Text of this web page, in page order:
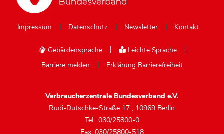
Impressum Datenschutz Newsletter Kontakt
Gebärdensprache
Leichte Sprache
Barriere melden
Erklärung Barrierefreiheit
Verbraucherzentrale Bundesverband e.V.
Rudi-Dutschke-Straße 17 , 10969 Berlin
Tel.: 030/25800-0
Fax: 030/25800-518